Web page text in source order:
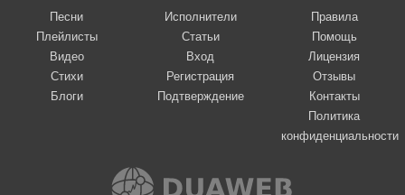
Песни
Плейлисты
Видео
Стихи
Блоги
Исполнители
Статьи
Вход
Регистрация
Подтверждение
Правила
Помощь
Лицензия
Отзывы
Контакты
Политика
конфиденциальности